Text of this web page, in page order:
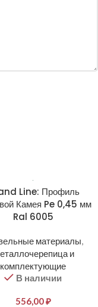
Line: Профиль
Камея Pe 0,45 мм
Ral 6005
материалы,
и
комплектующие
В наличии
556,00₽